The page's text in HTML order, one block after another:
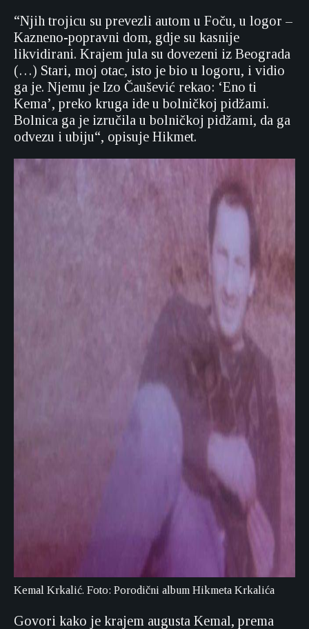
“Njih trojicu su prevezli autom u Foču, u logor –
Kazneno-popravni dom, gdje su kasnije
likvidirani. Krajem jula su dovezeni iz Beograda
(…) Stari, moj otac, isto je bio u logoru, i vidio
ga je. Njemu je Izo Čaušević rekao: ‘Eno ti
Kema’, preko kruga ide u bolničkoj pidžami.
Bolnica ga je izručila u bolničkoj pidžami, da ga
odvezu i ubiju“, opisuje Hikmet.
Kemal Krkalić. Foto: Porodični album Hikmeta Krkalića
Govori kako je krajem augusta Kemal, prema